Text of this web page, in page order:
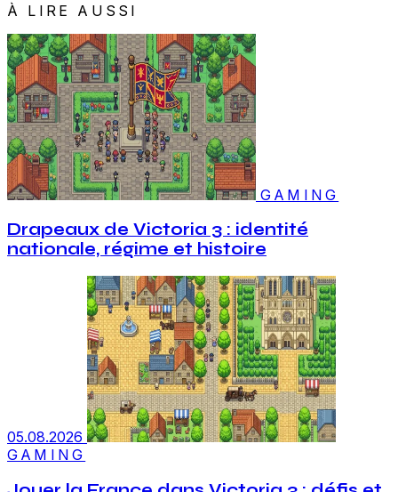
À LIRE AUSSI
GAMING
Drapeaux de Victoria 3 : identité
nationale, régime et histoire
05.08.2026
GAMING